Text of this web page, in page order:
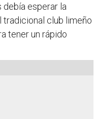
debía esperar la
tradicional club limeño
tener un rápido